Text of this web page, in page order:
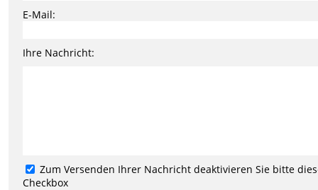
E-Mail:
Ihre Nachricht:
Zum Versenden Ihrer Nachricht deaktivieren Sie bitte
Checkbox